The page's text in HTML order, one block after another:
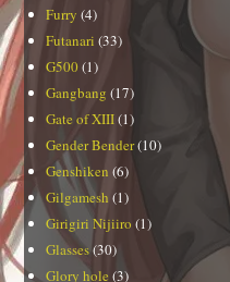
Furry (4)
Futanari (33)
G500 (1)
Gangbang (17)
Gate of XIII(1)
Gender Bender(10)
Genshiken (6)
Gilgamesh (1)
Girigiri Nijiiro (1)
Glasses(30)
Glory hole (3)